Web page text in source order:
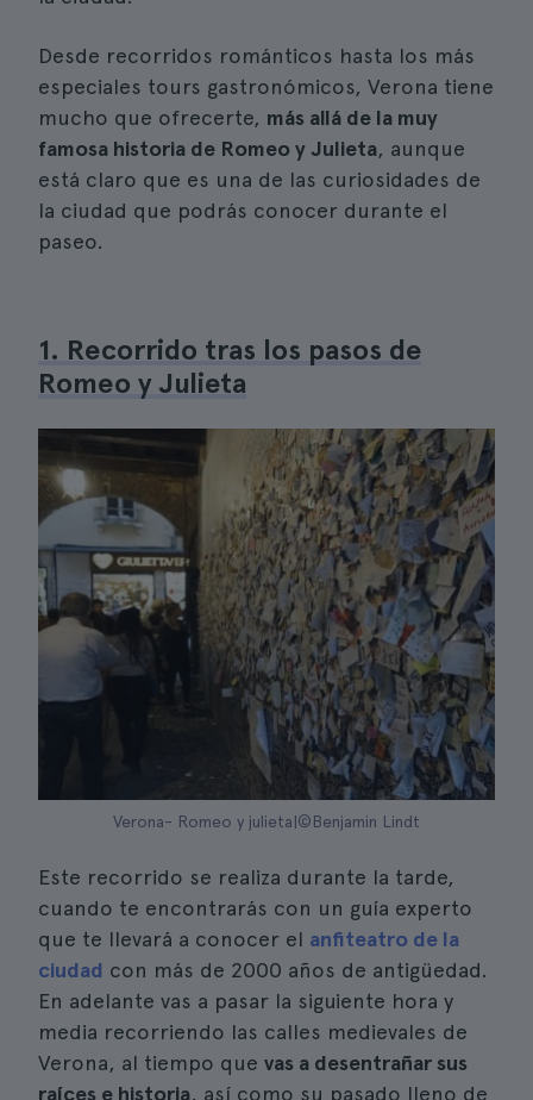
Desde recorridos románticos hasta los más
especiales tours gastronómicos, Verona tiene
mucho que ofrecerte, más allá de la muy
famosa historia de Romeo y Julieta, aunque
está claro que es una de las curiosidades de
la ciudad que podrás conocer durante el
paseo.
1. Recorrido tras los pasos de
Romeo y Julieta
Verona- Romeo y julieta|©Benjamin Lindt
Este recorrido se realiza durante la tarde,
cuando te encontrarás con un guía experto
que te llevará a conocer el anfiteatro de la
ciudad con más de 2000 años de antigüedad.
En adelante vas a pasar la siguiente hora y
media recorriendo las calles medievales de
Verona, al tiempo que vas a desentrañar sus
raíces e historia, así como su pasado lleno de